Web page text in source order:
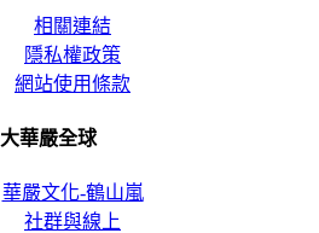
相關連結
隱私權政策
網站使用條款
大華嚴全球
華嚴文化-鶴山嵐
社群與線上